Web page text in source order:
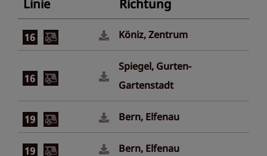
Linie Richtung
Köniz, Zentrum
Spiegel, Gurten-
Gartenstadt
Bern, Elfenau
Bern, Elfenau